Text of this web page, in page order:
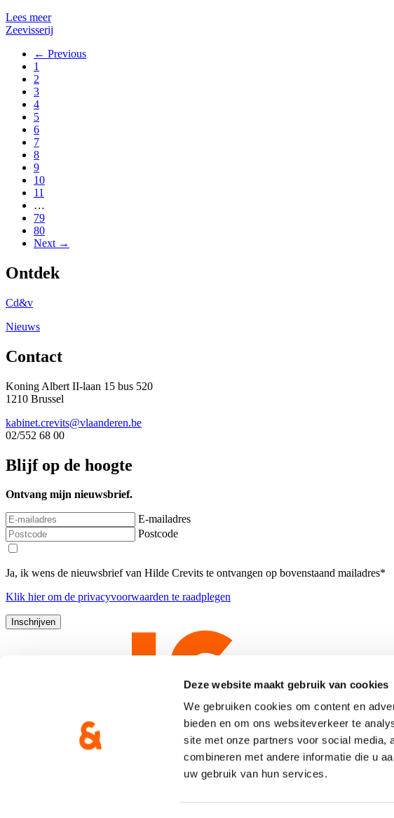
Deze website maakt gebruik van cookies
We gebruiken cookies om content en
bieden en om ons websiteverkeer te
site met onze partners voor social media,
combineren met andere informatie die u
uw gebruik van hun services.
Lees meer
Zeevisserij
← Previous
1
2
3
4
5
6
7
8
9
10
11
…
79
80
Next →
Ontdek
Cd&v
Nieuws
Contact
Koning Albert II-laan 15 bus 520
1210 Brussel
kabinet.crevits@vlaanderen.be
02/552 68 00
Blijf op de hoogte
Ontvang mijn nieuwsbrief.
E-mailadres
Postcode
Ja, ik wens de nieuwsbrief van Hilde Crevits te ontvangen op bovenstaand mailadres*
Klik hierom de privacyvoorwaarden te raadplegen